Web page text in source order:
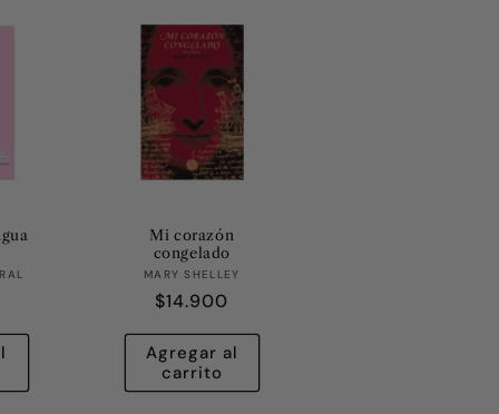
Mi corazón
congelado
Proveedor:
MARY SHELLEY
Precio
habitual
$14.900
Agregar al
carrito